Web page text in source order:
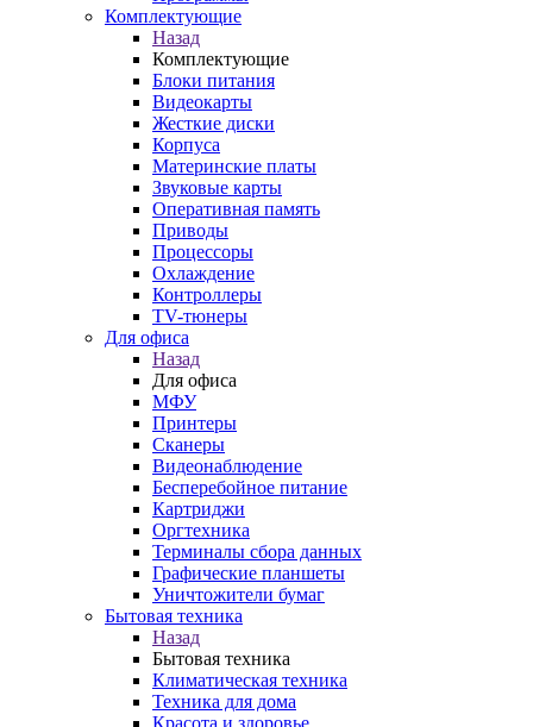
Комплектующие
Назад
Комплектующие
Блоки питания
Видеокарты
Жесткие диски
Корпуса
Материнские платы
Звуковые карты
Оперативная память
Приводы
Процессоры
Охлаждение
Контроллеры
TV-тюнеры
Для офиса
Назад
Для офиса
МФУ
Принтеры
Сканеры
Видеонаблюдение
Бесперебойное питание
Картриджи
Оргтехника
Терминалы сбора данных
Графические планшеты
Уничтожители бумаг
Бытовая техника
Назад
Бытовая техника
Климатическая техника
Техника для дома
Красота и здоровье